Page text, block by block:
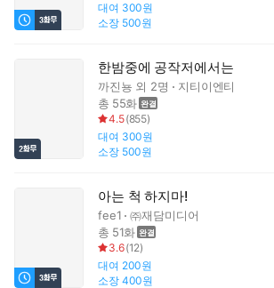
대여 300원
소장 500원
한밤중에 공작저에서는
까진뇽 외 2명
지티이엔티
총 55화
4.5(855)
대여 300원
소장 500원
아는 척 하지마!
fee1
㈜재담미디어
총 51화
3.6(12)
대여 200원
소장 400원